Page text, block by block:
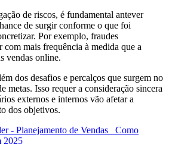
de riscos, é fundamental antever
de surgir conforme o que foi
Por exemplo, fraudes
com mais frequência à medida que a
vendas online.
dos desafios e percalços que surgem no
metas. Isso requer a consideração sincera
externos e internos vão afetar a
dos objetivos.